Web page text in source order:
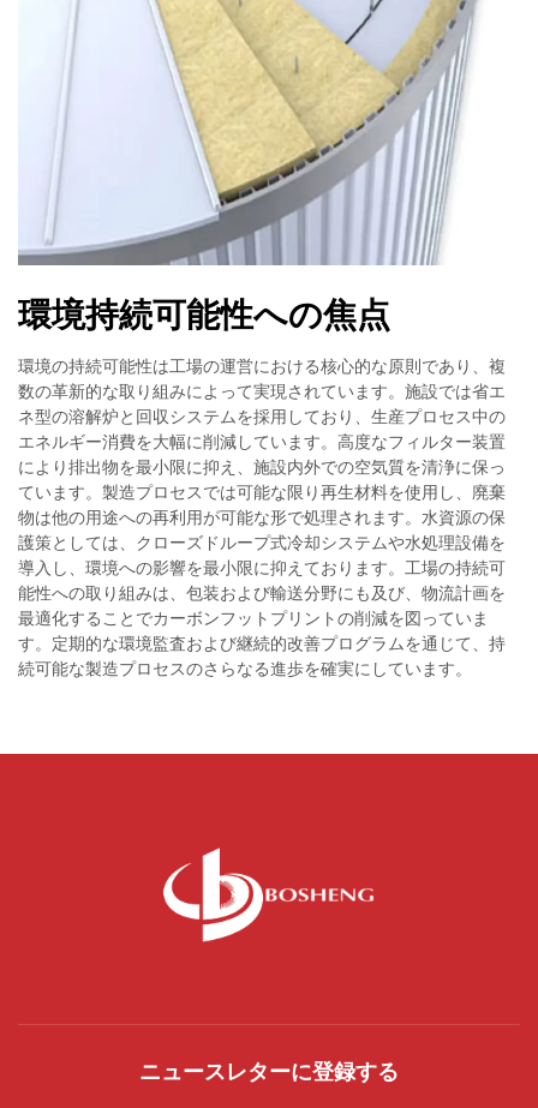
環境持続可能性への焦点
環境の持続可能性は工場の運営における核心的な原則であり、複
数の革新的な取り組みによって実現されています。施設では省エ
ネ型の溶解炉と回収システムを採用しており、生産プロセス中の
エネルギー消費を大幅に削減しています。高度なフィルター装置
により排出物を最小限に抑え、施設内外での空気質を清浄に保っ
ています。製造プロセスでは可能な限り再生材料を使用し、廃棄
物は他の用途への再利用が可能な形で処理されます。水資源の保
護策としては、クローズドループ式冷却システムや水処理設備を
導入し、環境への影響を最小限に抑えております。工場の持続可
能性への取り組みは、包装および輸送分野にも及び、物流計画を
最適化することでカーボンフットプリントの削減を図っていま
す。定期的な環境監査および継続的改善プログラムを通じて、持
続可能な製造プロセスのさらなる進歩を確実にしています。
ニュースレターに登録する